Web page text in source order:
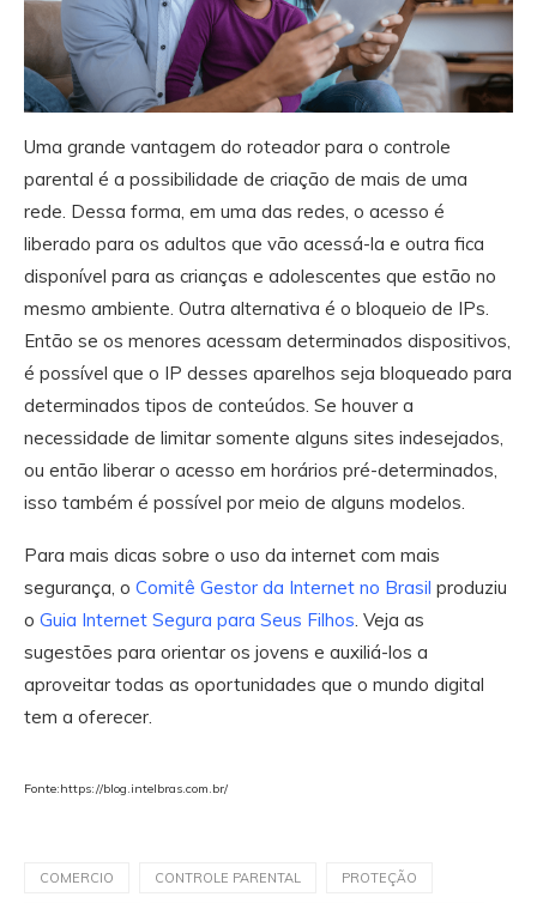
Uma grande vantagem do roteador para o controle
parental é a possibilidade de criação de mais de uma
rede. Dessa forma, em uma das redes, o acesso é
liberado para os adultos que vão acessá-la e outra fica
disponível para as crianças e adolescentes que estão no
mesmo ambiente. Outra alternativa é o bloqueio de IPs.
Então se os menores acessam determinados dispositivos,
é possível que o IP desses aparelhos seja bloqueado para
determinados tipos de conteúdos. Se houver a
necessidade de limitar somente alguns sites indesejados,
ou então liberar o acesso em horários pré-determinados,
isso também é possível por meio de alguns modelos.
Para mais dicas sobre o uso da internet com mais
segurança, o Comitê Gestor da Internet no Brasil produziu
o Guia Internet Segura para Seus Filhos. Veja as
sugestões para orientar os jovens e auxiliá-los a
aproveitar todas as oportunidades que o mundo digital
tem a oferecer.
Fonte:https://blog.intelbras.com.br/
COMERCIO CONTROLE PARENTAL PROTEÇÃO